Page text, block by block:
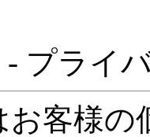
- プライ
客様の